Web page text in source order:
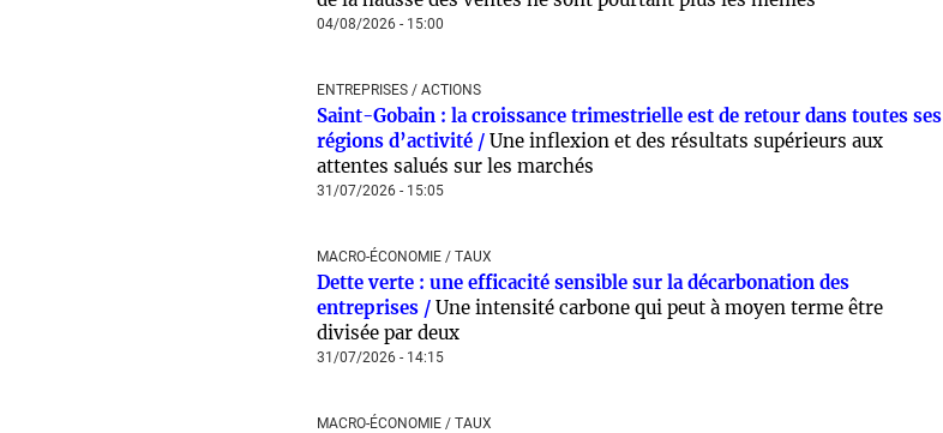
04/08/2026 - 15:00
ENTREPRISES / ACTIONS
Saint-Gobain : la croissance trimestrielle est de retour dans toutes ses
régions d’activité / Une inflexion et des résultats supérieurs aux
attentes salués sur les marchés
31/07/2026 - 15:05
MACRO-ÉCONOMIE / TAUX
Dette verte : une efficacité sensible sur la décarbonation des
entreprises / Une intensité carbone qui peut à moyen terme être
divisée par deux
31/07/2026 - 14:15
MACRO-ÉCONOMIE / TAUX